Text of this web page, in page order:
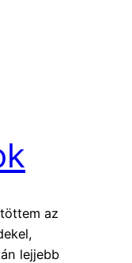
az
lejjebb